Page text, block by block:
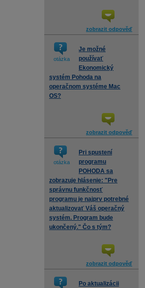
zobrazit odpověď
otázka
Je možné
používať
Ekonomický
systém Pohoda na
operačnom systéme Mac
OS?
zobrazit odpověď
otázka
Pri spustení
programu
POHODA sa
zobrazuje hlásenie: "Pre
správnu funkčnosť
programu je najprv potrebné
aktualizovať Váš operačný
systém. Program bude
ukončený." Čo s tým?
zobrazit odpověď
Po aktualizácii